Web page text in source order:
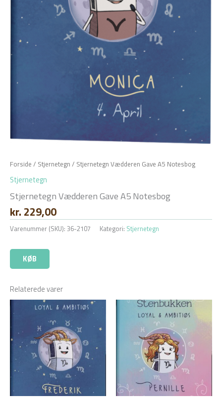
Forside / Stjernetegn / Stjernetegn Vædderen Gave A5 Notesbog
Stjernetegn
Stjernetegn Vædderen Gave A5 Notesbog
kr. 229,00
Varenummer (SKU): 36-2107 Kategori: Stjernetegn
KØB
Relaterede varer